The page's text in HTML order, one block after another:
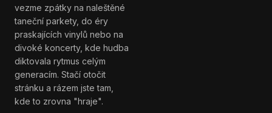
vezme zpátky na naleštěné
taneční parkety, do éry
praskajících vinylů nebo na
divoké koncerty, kde hudba
diktovala rytmus celým
generacím. Stačí otočit
stránku a rázem jste tam,
kde to zrovna "hraje".